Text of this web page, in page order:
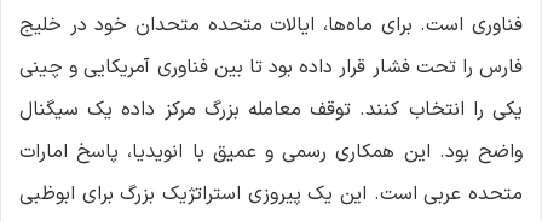
فناوری است. برای ماه‌ها، ایالات متحده متحدان خود در خلیج
فارس را تحت فشار قرار داده بود تا بین فناوری آمریکایی و چینی
یکی را انتخاب کنند. توقف معامله بزرگ مرکز داده یک سیگنال
واضح بود. این همکاری رسمی و عمیق با انویدیا، پاسخ امارات
متحده عربی است. این یک پیروزی استراتژیک بزرگ برای ابوظبی